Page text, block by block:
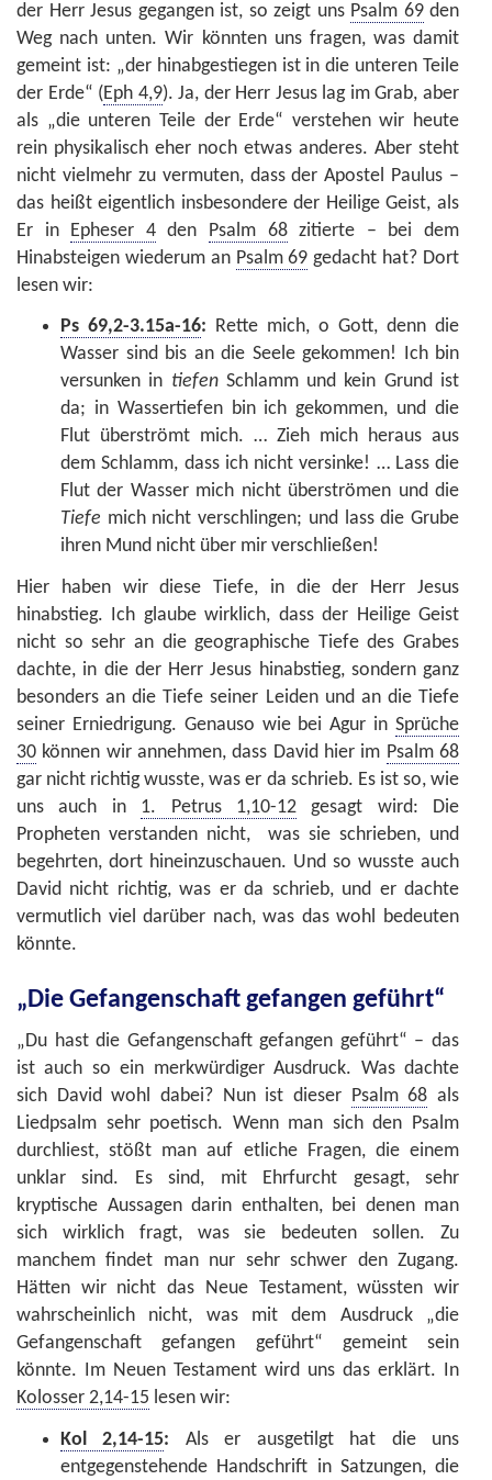
der Herr Jesus gegangen ist, so zeigt uns Psalm 69den
Weg nach unten. Wir könnten uns fragen, was damit
gemeint ist: „der hinabgestiegen ist in die unteren Teile
der Erde“ (Eph 4,9). Ja, der Herr Jesus lag im Grab, aber
als „die unteren Teile der Erde“ verstehen wir heute
rein physikalisch eher noch etwas anderes. Aber steht
nicht vielmehr zu vermuten, dass der Apostel Paulus –
das heißt eigentlich insbesondere der Heilige Geist, als
Er in
Epheser 4den Psalm 68zitierte – bei dem
Hinabsteigen wiederum an Psalm 69 gedacht hat? Dort
lesen wir:
Ps 69,2-3.15a-16: Rette mich, o Gott, denn die
Wasser sind bis an die Seele gekommen! Ich bin
versunken in tiefenSchlamm und kein Grund ist
da; in Wassertiefen bin ich gekommen, und die
Flut überströmt mich. … Zieh mich heraus aus
dem Schlamm, dass ich nicht versinke! … Lass die
Flut der Wasser mich nicht überströmen und die
Tiefe mich nicht verschlingen; und lass die Grube
ihren Mund nicht über mir verschließen!
Hier haben wir diese Tiefe, in die der Herr Jesus
hinabstieg. Ich glaube wirklich, dass der Heilige Geist
nicht so sehr an die geographische Tiefe des Grabes
dachte, in die der Herr Jesus hinabstieg, sondern ganz
besonders an die Tiefe seiner Leiden und an die Tiefe
seiner Erniedrigung. Genauso wie bei Agur in Sprüche
30 können wir annehmen, dass David hier im Psalm 68
gar nicht richtig wusste, was er da schrieb. Es ist so, wie
uns auch in 1. Petrus 1,10-12gesagt wird: Die
Propheten verstanden nicht, was sie schrieben, und
begehrten, dort hineinzuschauen. Und so wusste auch
David nicht richtig, was er da schrieb, und er dachte
vermutlich viel darüber nach, was das wohl bedeuten
könnte.
„Die Gefangenschaft gefangen geführt“
„Du hast die Gefangenschaft gefangen geführt“ – das
ist auch so ein merkwürdiger Ausdruck. Was dachte
sich David wohl dabei? Nun ist dieser Psalm 68 als
Liedpsalm sehr poetisch. Wenn man sich den Psalm
durchliest, stößt man auf etliche Fragen, die einem
unklar sind. Es sind, mit Ehrfurcht gesagt, sehr
kryptische Aussagen darin enthalten, bei denen man
sich wirklich fragt, was sie bedeuten sollen. Zu
manchem findet man nur sehr schwer den Zugang.
Hätten wir nicht das Neue Testament, wüssten wir
wahrscheinlich nicht, was mit dem Ausdruck „die
Gefangenschaft gefangen geführt“ gemeint sein
könnte. Im Neuen Testament wird uns das erklärt. In
Kolosser 2,14-15 lesen wir:
Kol 2,14-15: Als er ausgetilgt hat die uns
entgegenstehende Handschrift in Satzungen, die